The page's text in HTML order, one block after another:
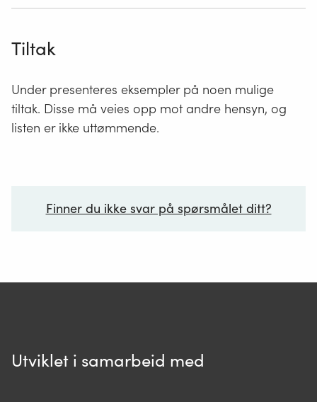
lengre inn på land. Her kan de havne i poller og
endre miljøbetingelsene for andre organismer.
Driftvoller som bygges opp av tang og tare på
eksponerte strender, kan skylles på havet igjen ved
I noen tilfeller er det mulig at økt havnivå kan
forhindre oppbygging av driftvoller ved at de hele
Tiltak
Under presenteres eksempler på noen mulige
tiltak. Disse må veies opp mot andre hensyn, og
listen er ikke uttømmende.
Finner du ikke svar på spørsmålet ditt?
Utviklet i samarbeid med